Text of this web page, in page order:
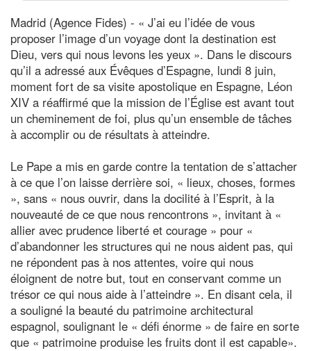
Madrid (Agence Fides) - « J’ai eu l’idée de vous
proposer l’image d’un voyage dont la destination est
Dieu, vers qui nous levons les yeux ». Dans le discours
qu’il a adressé aux Évêques d’Espagne, lundi 8 juin,
moment fort de sa visite apostolique en Espagne, Léon
XIV a réaffirmé que la mission de l’Église est avant tout
un cheminement de foi, plus qu’un ensemble de tâches
à accomplir ou de résultats à atteindre.
Le Pape a mis en garde contre la tentation de s’attacher
à ce que l’on laisse derrière soi, « lieux, choses, formes
», sans « nous ouvrir, dans la docilité à l’Esprit, à la
nouveauté de ce que nous rencontrons », invitant à «
allier avec prudence liberté et courage » pour «
d’abandonner les structures qui ne nous aident pas, qui
ne répondent pas à nos attentes, voire qui nous
éloignent de notre but, tout en conservant comme un
trésor ce qui nous aide à l’atteindre ». En disant cela, il
a souligné la beauté du patrimoine architectural
espagnol, soulignant le « défi énorme » de faire en sorte
que « patrimoine produise les fruits dont il est capable».